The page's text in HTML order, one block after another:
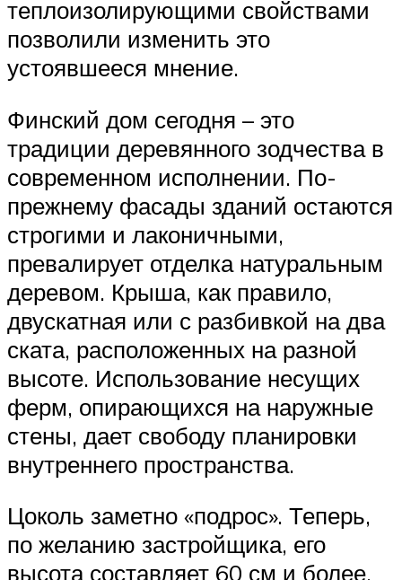
теплоизолирующими свойствами
позволили изменить это
устоявшееся мнение.
Финский дом сегодня – это
традиции деревянного зодчества в
современном исполнении. По-
прежнему фасады зданий остаются
строгими и лаконичными,
превалирует отделка натуральным
деревом. Крыша, как правило,
двускатная или с разбивкой на два
ската, расположенных на разной
высоте. Использование несущих
ферм, опирающихся на наружные
стены, дает свободу планировки
внутреннего пространства.
Цоколь заметно «подрос». Теперь,
по желанию застройщика, его
высота составляет 60 см и более.